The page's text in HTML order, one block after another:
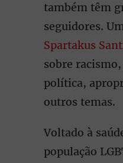
também têm
seguidores.
Spartakus
sobre
política,
outros temas.
Voltado à
população